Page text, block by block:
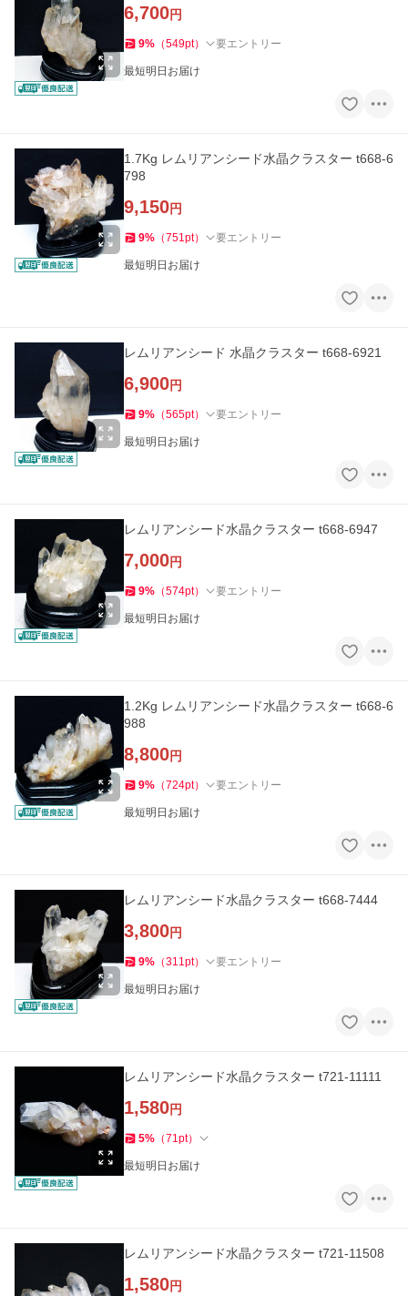
6,700円
9% （549pt） 要エントリー
最短明日お届け
1.7Kg レムリアンシード水晶クラスター t668-6
798
9,150円
9% （751pt） 要エントリー
最短明日お届け
レムリアンシード 水晶クラスター t668-6921
6,900円
9% （565pt） 要エントリー
最短明日お届け
レムリアンシード水晶クラスター t668-6947
7,000円
9% （574pt） 要エントリー
最短明日お届け
1.2Kg レムリアンシード水晶クラスター t668-6
988
8,800円
9% （724pt） 要エントリー
最短明日お届け
レムリアンシード水晶クラスター t668-7444
3,800円
9% （311pt） 要エントリー
最短明日お届け
レムリアンシード水晶クラスター t721-11111
1,580円
5% （71pt）
最短明日お届け
レムリアンシード水晶クラスター t721-11508
1,580円